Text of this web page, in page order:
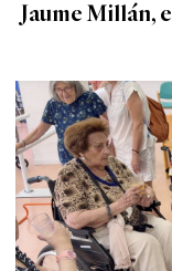
Jaume Millán,